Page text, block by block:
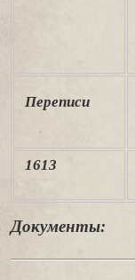
Переписи
1613
Документы: